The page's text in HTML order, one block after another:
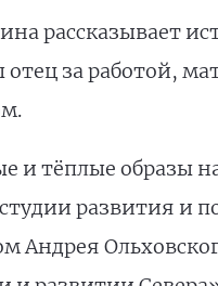
рассказывает
отец за работой,
и тёплые образы
развития и
Андрея